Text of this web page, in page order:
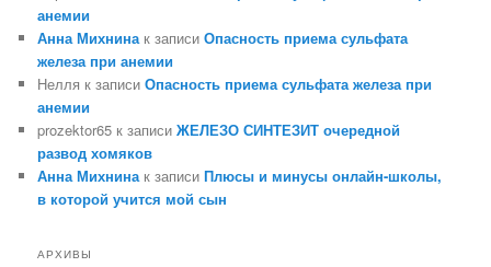
анемии
Анна Михнинак записиОпасность приема сульфата
железа при анемии
Нелля к записиОпасность приема сульфата железа при
анемии
prozektor65 к записиЖЕЛЕЗО СИНТЕЗИТ очередной
развод хомяков
Анна Михнинак записиПлюсы и минусы онлайн-школы,
в которой учится мой сын
АРХИВЫ